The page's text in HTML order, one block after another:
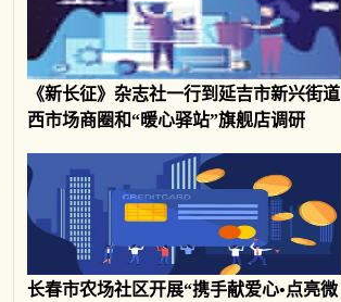
《新长征》杂志社一行到延吉市新兴街道
西市场商圈和“暖心驿站”旗舰店调研
长春市农场社区开展“携手献爱心•点亮微